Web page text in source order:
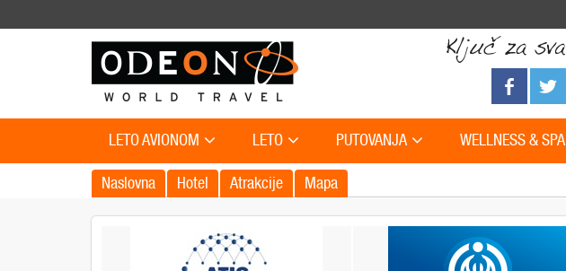
LETO AVIONOM LETO PUTOVANJA WELLNESS & SPA
Naslovna Hotel Atrakcije Mapa